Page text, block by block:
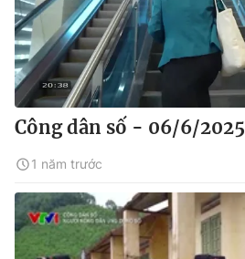
Công dân số - 06/6/2025
1 năm trước